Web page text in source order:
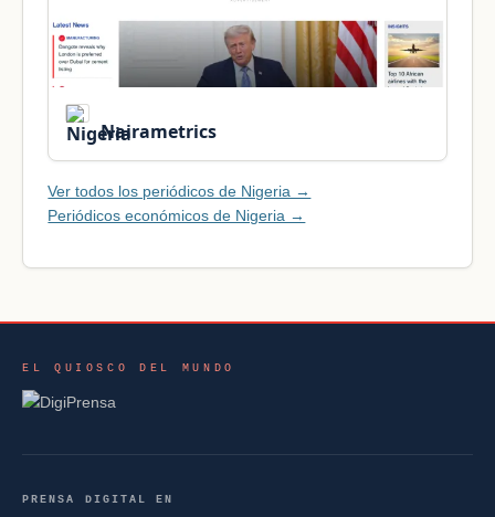
Nairametrics
Ver todos los periódicos de Nigeria →
Periódicos económicos de Nigeria →
EL QUIOSCO DEL MUNDO
PRENSA DIGITAL EN